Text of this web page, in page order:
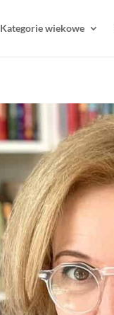
Kategorie wiekowe